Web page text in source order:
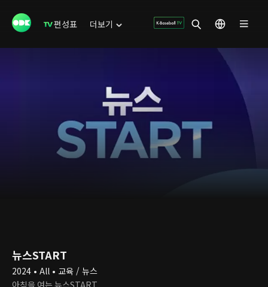
편성표 더보기
뉴스START
2024 • All • 교육 / 뉴스
아침을 여는 뉴스START